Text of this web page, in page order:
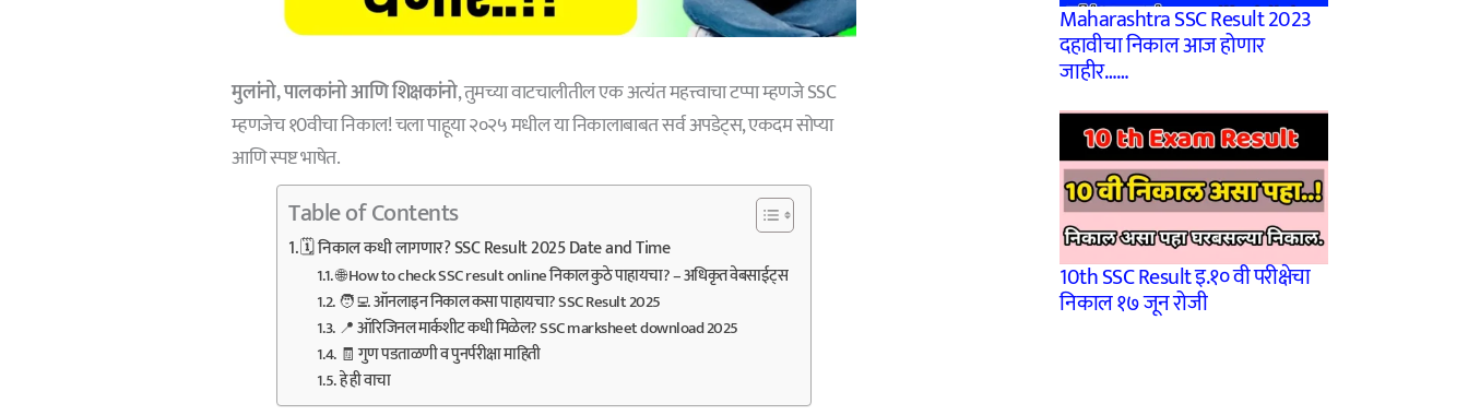
मुलांनो, पालकांनो आणि शिक्षकांनो, तुमच्या वाटचालीतील एक अत्यंत महत्त्वाचा टप्पा म्हणजे SSC
म्हणजेच १0वीचा निकाल! चला पाहूया २०२५ मधील या निकालाबाबत सर्व अपडेट्स, एकदम सोप्या
आणि स्पष्ट भाषेत.
Table of Contents
🗓️ निकाल कधी लागणार? SSC Result 2025 Date and Time
🌐 How to check SSC result online निकाल कुठे पाहायचा? – अधिकृत वेबसाईट्स
🧑‍💻 ऑनलाइन निकाल कसा पाहायचा? SSC Result 2025
📍 ऑरिजिनल मार्कशीट कधी मिळेल? SSC marksheet download 2025
🧾 गुण पडताळणी व पुनर्परीक्षा माहिती
हे ही वाचा
Maharashtra SSC Result 2023
दहावीचा निकाल आज होणार
जाहीर……
10th SSC Result इ.१० वी परीक्षेचा
निकाल १७ जून रोजी